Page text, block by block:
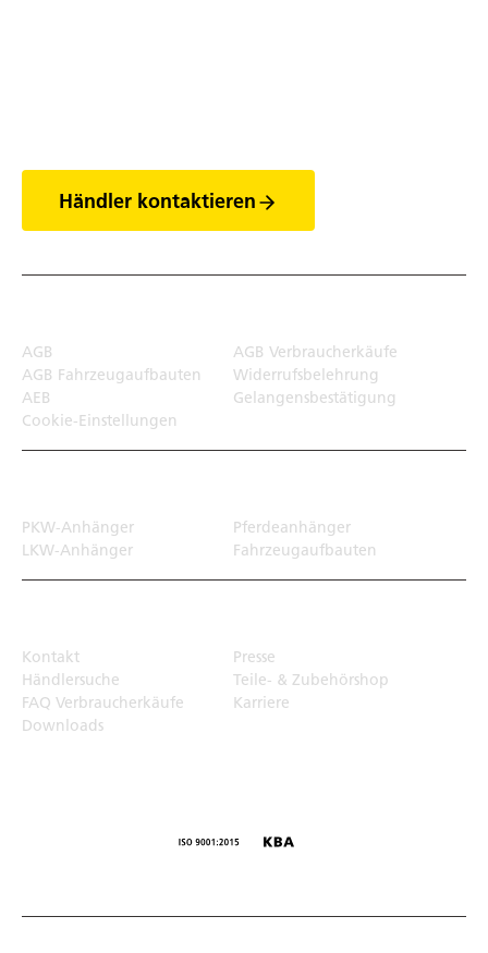
Händler kontaktieren
AGB
AGB Verbraucherkäufe
AGB Fahrzeugaufbauten
Widerrufsbelehrung
AEB
Gelangensbestätigung
Cookie-Einstellungen
PKW-Anhänger
Pferdeanhänger
LKW-Anhänger
Fahrzeugaufbauten
Kontakt
Presse
Händlersuche
Teile- & Zubehörshop
FAQ Verbraucherkäufe
Karriere
Downloads